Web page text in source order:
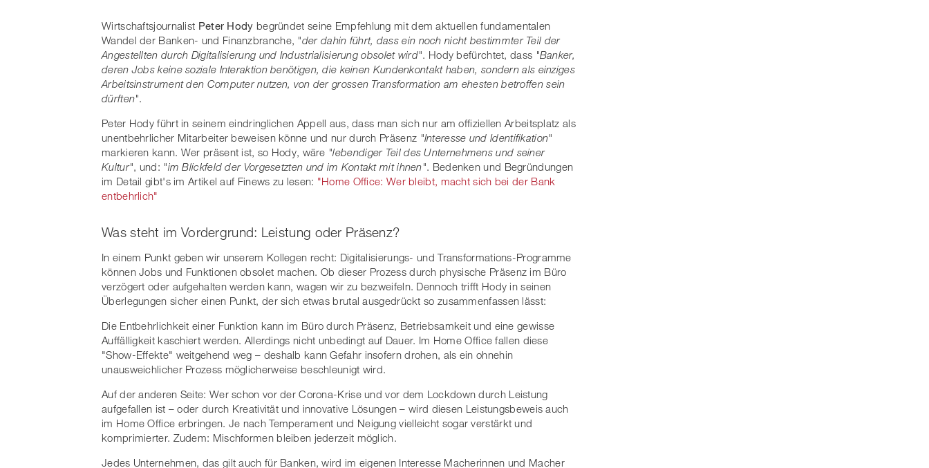
Wirtschaftsjournalist Peter Hody begründet seine Empfehlung mit dem aktuellen fundamentalen
Wandel der Banken- und Finanzbranche, "der dahin führt, dass ein noch nicht bestimmter Teil der
Angestellten durch Digitalisierung und Industrialisierung obsolet wird". Hody befürchtet, dass "Banker,
deren Jobs keine soziale Interaktion benötigen, die keinen Kundenkontakt haben, sondern als einziges
Arbeitsinstrument den Computer nutzen, von der grossen Transformation am ehesten betroffen sein
dürften".
Peter Hody führt in seinem eindringlichen Appell aus, dass man sich nur am offiziellen Arbeitsplatz als
unentbehrlicher Mitarbeiter beweisen könne und nur durch Präsenz "Interesse und Identifikation"
markieren kann. Wer präsent ist, so Hody, wäre "lebendiger Teil des Unternehmens und seiner
Kultur", und: "im Blickfeld der Vorgesetzten und im Kontakt mit ihnen". Bedenken und Begründungen
im Detail gibt's im Artikel auf Finews zu lesen: "Home Office: Wer bleibt, macht sich bei der Bank
entbehrlich"
Was steht im Vordergrund: Leistung oder Präsenz?
In einem Punkt geben wir unserem Kollegen recht: Digitalisierungs- und Transformations-Programme
können Jobs und Funktionen obsolet machen. Ob dieser Prozess durch physische Präsenz im Büro
verzögert oder aufgehalten werden kann, wagen wir zu bezweifeln. Dennoch trifft Hody in seinen
Überlegungen sicher einen Punkt, der sich etwas brutal ausgedrückt so zusammenfassen lässt:
Die Entbehrlichkeit einer Funktion kann im Büro durch Präsenz, Betriebsamkeit und eine gewisse
Auffälligkeit kaschiert werden. Allerdings nicht unbedingt auf Dauer. Im Home Office fallen diese
"Show-Effekte" weitgehend weg – deshalb kann Gefahr insofern drohen, als ein ohnehin
unausweichlicher Prozess möglicherweise beschleunigt wird.
Auf der anderen Seite: Wer schon vor der Corona-Krise und vor dem Lockdown durch Leistung
aufgefallen ist – oder durch Kreativität und innovative Lösungen – wird diesen Leistungsbeweis auch
im Home Office erbringen. Je nach Temperament und Neigung vielleicht sogar verstärkt und
komprimierter. Zudem: Mischformen bleiben jederzeit möglich.
Jedes Unternehmen, das gilt auch für Banken, wird im eigenen Interesse Macherinnen und Macher